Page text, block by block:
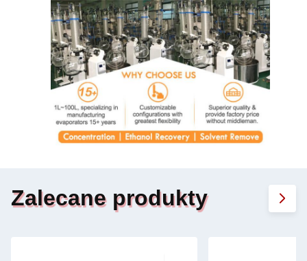
Zalecane produkty